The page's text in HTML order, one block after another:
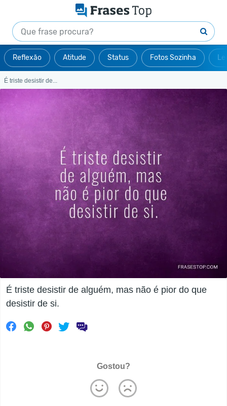
Reflexão Atitude Status Fotos Sozinha
É triste desistir de...
É triste desistir de alguém, mas não é pior do que
desistir de si.
Gostou?